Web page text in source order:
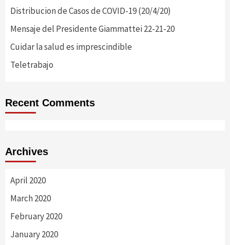
Distribucion de Casos de COVID-19 (20/4/20)
Mensaje del Presidente Giammattei 22-21-20
Cuidar la salud es imprescindible
Teletrabajo
Recent Comments
Archives
April 2020
March 2020
February 2020
January 2020